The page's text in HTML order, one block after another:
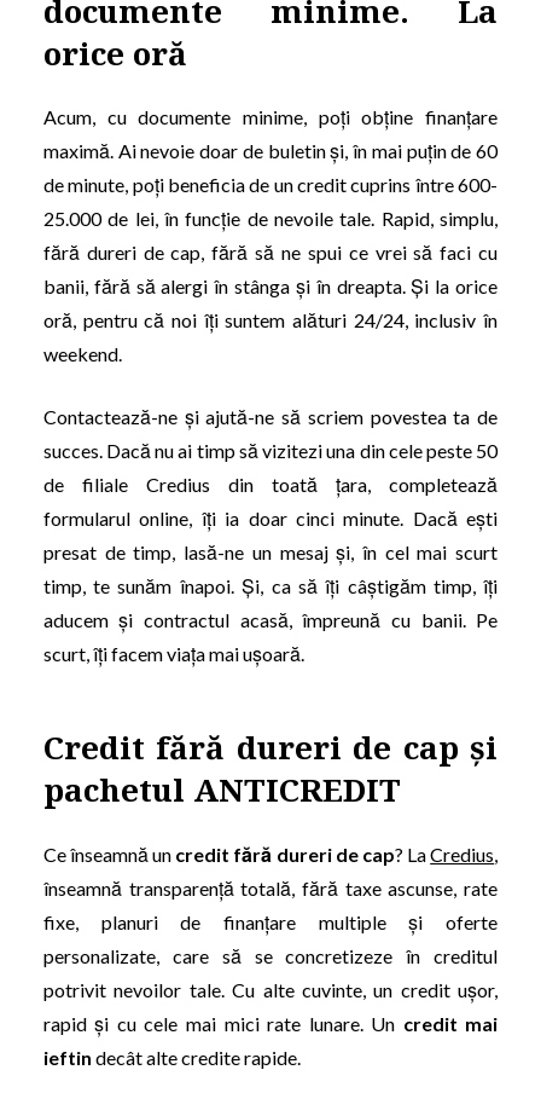
documente minime. La
orice oră
Acum, cu documente minime, poți obține finanțare
maximă. Ai nevoie doar de buletin și, în mai puțin de 60
de minute, poți beneficia de un credit cuprins între 600-
25.000 de lei, în funcție de nevoile tale. Rapid, simplu,
fără dureri de cap, fără să ne spui ce vrei să faci cu
banii, fără să alergi în stânga și în dreapta. Și la orice
oră, pentru că noi îți suntem alături 24/24, inclusiv în
weekend.
Contactează-ne și ajută-ne să scriem povestea ta de
succes. Dacă nu ai timp să vizitezi una din cele peste 50
de filiale Credius din toată țara, completează
formularul online, îți ia doar cinci minute. Dacă ești
presat de timp, lasă-ne un mesaj și, în cel mai scurt
timp, te sunăm înapoi. Și, ca să îți câștigăm timp, îți
aducem și contractul acasă, împreună cu banii. Pe
scurt, îți facem viața mai ușoară.
Credit fără dureri de cap și
pachetul ANTICREDIT
Ce înseamnă un credit fără dureri de cap? LaCredius
înseamnă transparență totală, fără taxe ascunse, rate
fixe, planuri de finanțare multiple și oferte
personalizate, care să se concretizeze în creditul
potrivit nevoilor tale. Cu alte cuvinte, un credit ușor,
rapid și cu cele mai mici rate lunare. Un credit mai
ieftin decât alte credite rapide.